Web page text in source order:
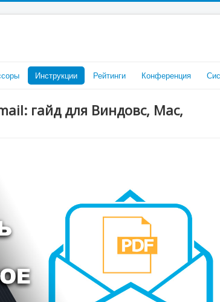
Инструкции Рейтинги Конференция
гайд для Виндовс, Mac,